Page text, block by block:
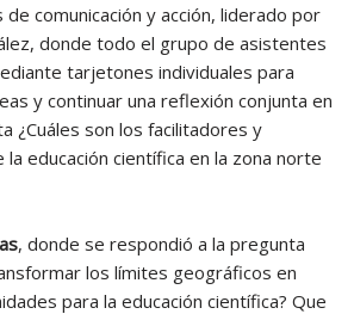
comunicación y acción, liderado por
donde todo el grupo de asistentes
tarjetones individuales para
y continuar una reflexión conjunta en
¿Cuáles son los facilitadores y
educación científica en la zona norte
, donde se respondió a la pregunta
los límites geográficos en
para la educación científica? Que